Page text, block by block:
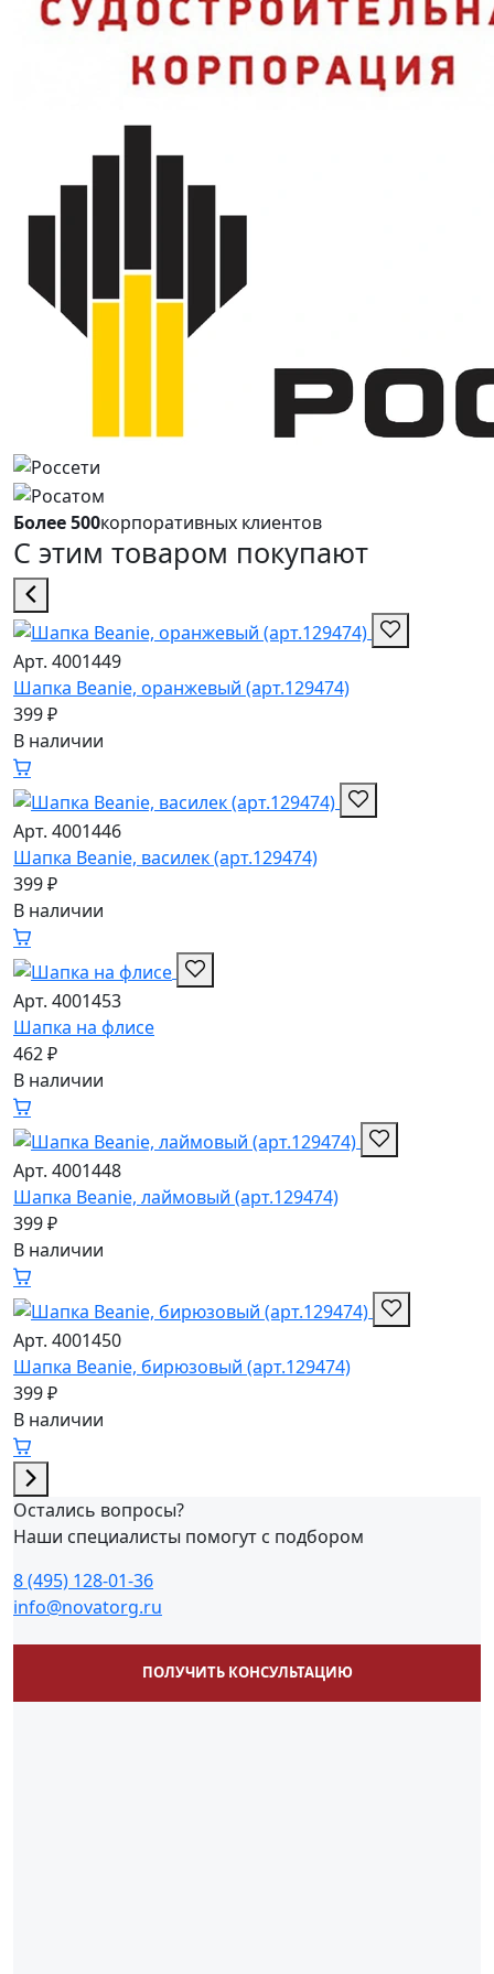
Более 500корпоративных клиентов
С этим товаром покупают
Арт. 4001449
Шапка Beanie, оранжевый (арт.129474)
399 ₽
В наличии
Арт. 4001446
Шапка Beanie, василек (арт.129474)
399 ₽
В наличии
Арт. 4001453
Шапка на флисе
462 ₽
В наличии
Арт. 4001448
Шапка Beanie, лаймовый (арт.129474)
399 ₽
В наличии
Арт. 4001450
Шапка Beanie, бирюзовый (арт.129474)
399 ₽
В наличии
Остались вопросы?
Наши специалисты помогут с подбором
8 (495) 128-01-36
info@novatorg.ru
ПОЛУЧИТЬ КОНСУЛЬТАЦИЮ